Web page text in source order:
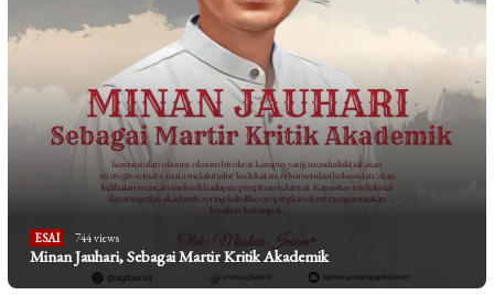
ESAI 744 views
Minan Jauhari, Sebagai Martir Kritik Akademik